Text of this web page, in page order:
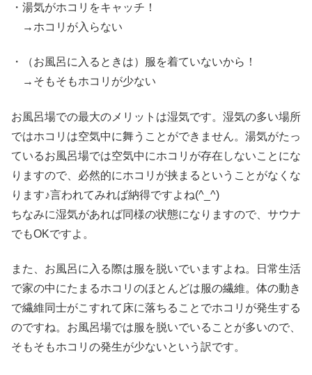
・湯気がホコリをキャッチ！
→ホコリが入らない
・（お風呂に入るときは）服を着ていないから！
→そもそもホコリが少ない
お風呂場での最大のメリットは湿気です。湿気の多い場所
ではホコリは空気中に舞うことができません。湯気がたっ
ているお風呂場では空気中にホコリが存在しないことにな
りますので、必然的にホコリが挟まるということがなくな
ります♪言われてみれば納得ですよね(^_^)
ちなみに湿気があれば同様の状態になりますので、サウナ
でもOKですよ。
また、お風呂に入る際は服を脱いでいますよね。日常生活
で家の中にたまるホコリのほとんどは服の繊維。体の動き
で繊維同士がこすれて床に落ちることでホコリが発生する
のですね。お風呂場では服を脱いでいることが多いので、
そもそもホコリの発生が少ないという訳です。